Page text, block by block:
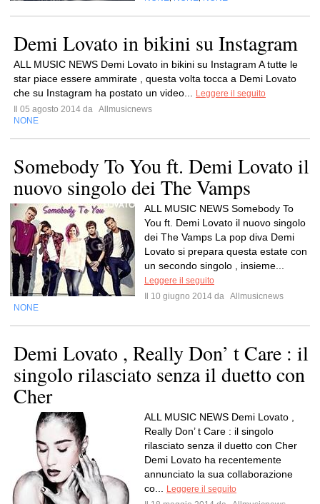
Demi Lovato in bikini su Instagram
ALL MUSIC NEWS Demi Lovato in bikini su Instagram A tutte le
star piace essere ammirate , questa volta tocca a Demi Lovato
che su Instagram ha postato un video...
Leggere il seguito
Il 05 agosto 2014 da Allmusicnews
NONE
Somebody To You ft. Demi Lovato il
nuovo singolo dei The Vamps
ALL MUSIC NEWS Somebody To
You ft. Demi Lovato il nuovo singolo
dei The Vamps La pop diva Demi
Lovato si prepara questa estate con
un secondo singolo , insieme...
Leggere il seguito
Il 10 giugno 2014 da Allmusicnews
NONE
Demi Lovato , Really Don’ t Care : il
singolo rilasciato senza il duetto con
Cher
ALL MUSIC NEWS Demi Lovato ,
Really Don’ t Care : il singolo
rilasciato senza il duetto con Cher
Demi Lovato ha recentemente
annunciato la sua collaborazione
co...
Leggere il seguito